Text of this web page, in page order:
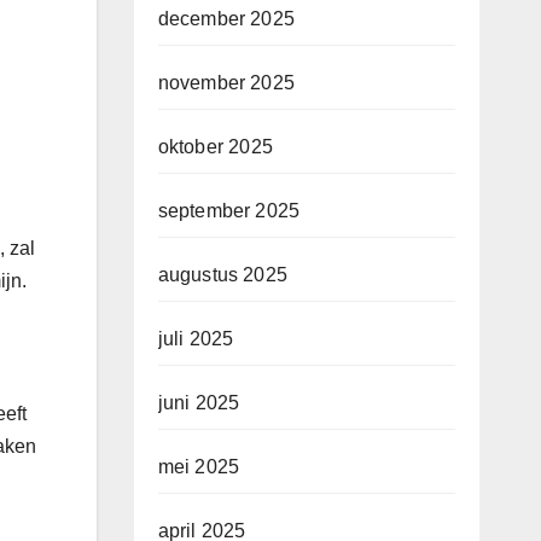
zal
december 2025
november 2025
oktober 2025
september 2025
augustus 2025
juli 2025
juni 2025
mei 2025
april 2025